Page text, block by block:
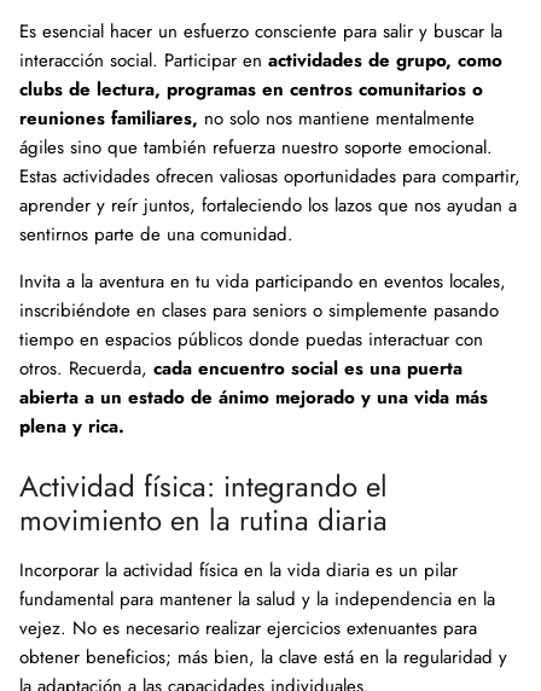
Es esencial hacer un esfuerzo consciente para salir y buscar la
interacción social. Participar en actividades de grupo, como
clubs de lectura, programas en centros comunitarios o
reuniones familiares, no solo nos mantiene mentalmente
ágiles sino que también refuerza nuestro soporte emocional.
Estas actividades ofrecen valiosas oportunidades para compartir,
aprender y reír juntos, fortaleciendo los lazos que nos ayudan a
sentirnos parte de una comunidad.
Invita a la aventura en tu vida participando en eventos locales,
inscribiéndote en clases para seniors o simplemente pasando
tiempo en espacios públicos donde puedas interactuar con
otros. Recuerda, cada encuentro social es una puerta
abierta a un estado de ánimo mejorado y una vida más
plena y rica.
Actividad física: integrando el
movimiento en la rutina diaria
Incorporar la actividad física en la vida diaria es un pilar
fundamental para mantener la salud y la independencia en la
vejez. No es necesario realizar ejercicios extenuantes para
obtener beneficios; más bien, la clave está en la regularidad y